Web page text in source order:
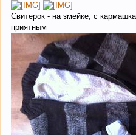
Cвитерок - на змейке, с
приятным